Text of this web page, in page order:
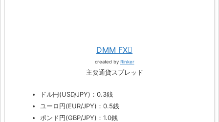
DMM FX
created by Rinker
主要通貨スプレッド
ドル円(USD/JPY)：0.3銭
ユーロ円(EUR/JPY)：0.5銭
ポンド円(GBP/JPY)：1.0銭